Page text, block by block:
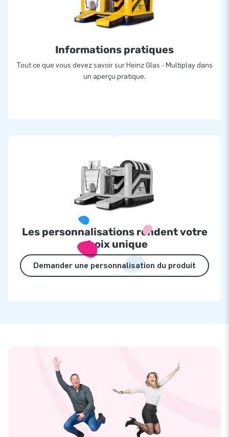
Informations pratiques
Tout ce que vous devez savoir sur Heinz Glas - Multiplay dans
un aperçu pratique.
Les personnalisations rendent votre
choix unique
Demander une personnalisation du produit